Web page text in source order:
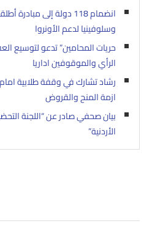
انضمام 118 دولة إلى
وسلوفينيا لدعم الأونروا
حريات المحامين” تدعو لتوسيع
الرأي والموقوفين اداريا
رشاد تشارك في وقفة طلابية
ازمة المنح والقروض
بيان صحفي صادر عن “اللجنة
الأردنية”